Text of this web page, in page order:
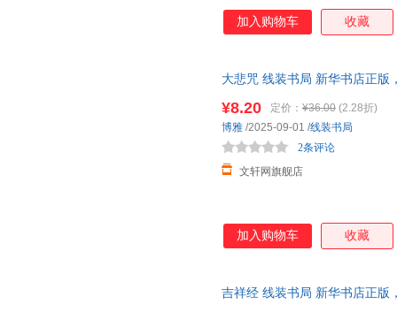
加入购物车 收藏
大悲咒 线装书局 新华书店正版
¥8.20 定价： ¥36.00 (2.28折)
文轩网旗舰店
2条评论
博雅 /2025-09-01 /线装书局
加入购物车 收藏
吉祥经 线装书局 新华书店正版